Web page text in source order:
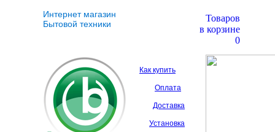
Интернет магазин
Бытовой техники
Товаров
в корзине
0
Как купить
Оплата
Доставка
Установка